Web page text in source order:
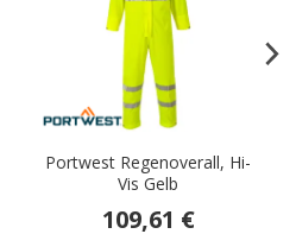
Portwest Regenoverall, Hi-
Vis Gelb
109,61 €